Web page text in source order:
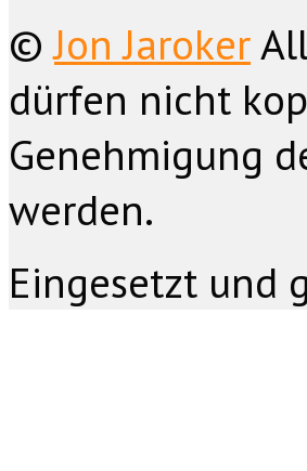
©Jon Jaroker
dürfen nicht
Genehmigung
werden.
Eingesetzt und